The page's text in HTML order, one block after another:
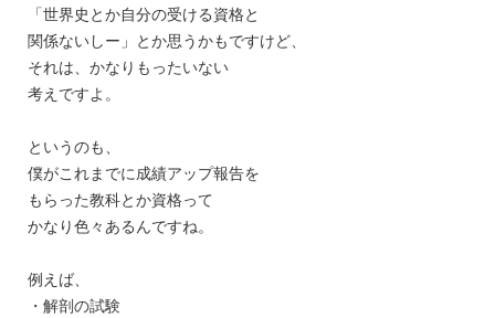
「世界史とか自分の受ける資格と
関係ないしー」とか思うかもですけど、
それは、かなりもったいない
考えですよ。
というのも、
僕がこれまでに成績アップ報告を
もらった教科とか資格って
かなり色々あるんですね。
例えば、
・解剖の試験